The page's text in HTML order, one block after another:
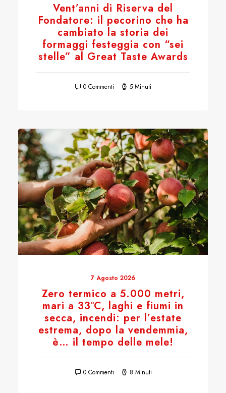
Vent’anni di Riserva del
Fondatore: il pecorino che ha
cambiato la storia dei
formaggi festeggia con “sei
stelle” al Great Taste Awards
0 Commenti 5 Minuti
7 Agosto 2026
Zero termico a 5.000 metri,
mari a 33°C, laghi e fiumi in
secca, incendi: per l’estate
estrema, dopo la vendemmia,
è… il tempo delle mele!
0 Commenti 8 Minuti